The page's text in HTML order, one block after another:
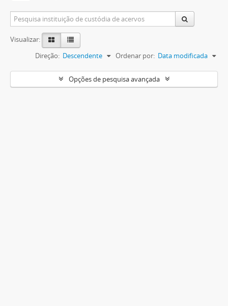
Visualizar:
Ordenar por: Data modificada
Direção: Descendente
Opções de pesquisa avançada